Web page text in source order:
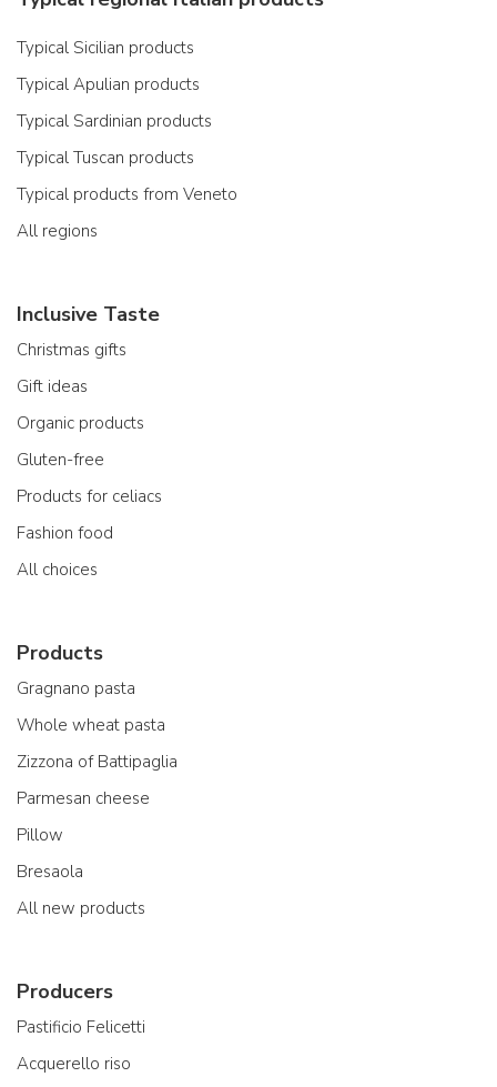
Typical Sicilian products
Typical Apulian products
Typical Sardinian products
Typical Tuscan products
Typical products from Veneto
All regions
Inclusive Taste
Christmas gifts
Gift ideas
Organic products
Gluten-free
Products for celiacs
Fashion food
All choices
Products
Gragnano pasta
Whole wheat pasta
Zizzona of Battipaglia
Parmesan cheese
Pillow
Bresaola
All new products
Producers
Pastificio Felicetti
Acquerello riso